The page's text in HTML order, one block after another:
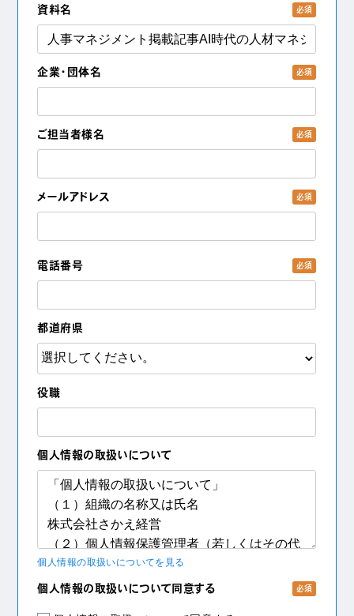
資料名 必須
企業・団体名 必須
ご担当者様名 必須
メールアドレス 必須
電話番号 必須
都道府県
役職
個人情報の取扱いについて
個人情報の取扱いについてを見る
個人情報の取扱いについて同意する 必須